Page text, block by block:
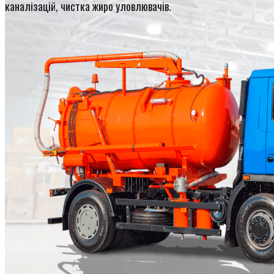
каналізацій, чистка жиро уловлювачів.